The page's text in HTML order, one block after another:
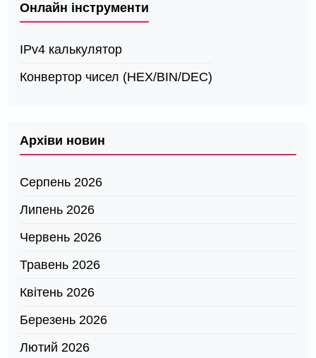
Онлайн інструменти
IPv4 калькулятор
Конвертор чисел (HEX/BIN/DEC)
Архіви новин
Серпень 2026
Липень 2026
Червень 2026
Травень 2026
Квітень 2026
Березень 2026
Лютий 2026